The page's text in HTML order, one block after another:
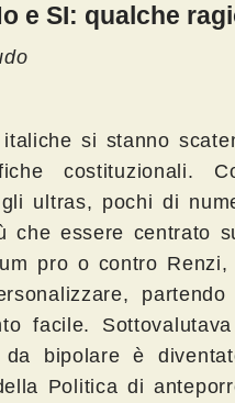
e SI: qualche
si stanno
costituzionali.
ultras, pochi di
che essere centrato
pro o contro
facile.
da bipolare è
Politica di